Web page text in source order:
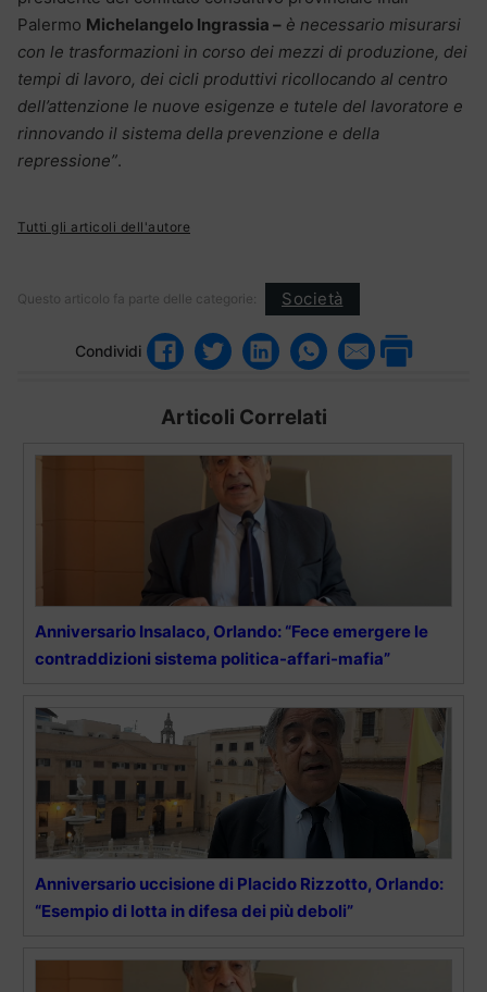
Palermo Michelangelo Ingrassia – è necessario misurarsi
con le trasformazioni in corso dei mezzi di produzione, dei
tempi di lavoro, dei cicli produttivi ricollocando al centro
dell’attenzione le nuove esigenze e tutele del lavoratore e
rinnovando il sistema della prevenzione e della
repressione”.
Tutti gli articoli dell'autore
Questo articolo fa parte delle categorie: Società
Condividi
Articoli Correlati
Anniversario Insalaco, Orlando: “Fece emergere le
contraddizioni sistema politica-affari-mafia”
Anniversario uccisione di Placido Rizzotto, Orlando:
“Esempio di lotta in difesa dei più deboli”